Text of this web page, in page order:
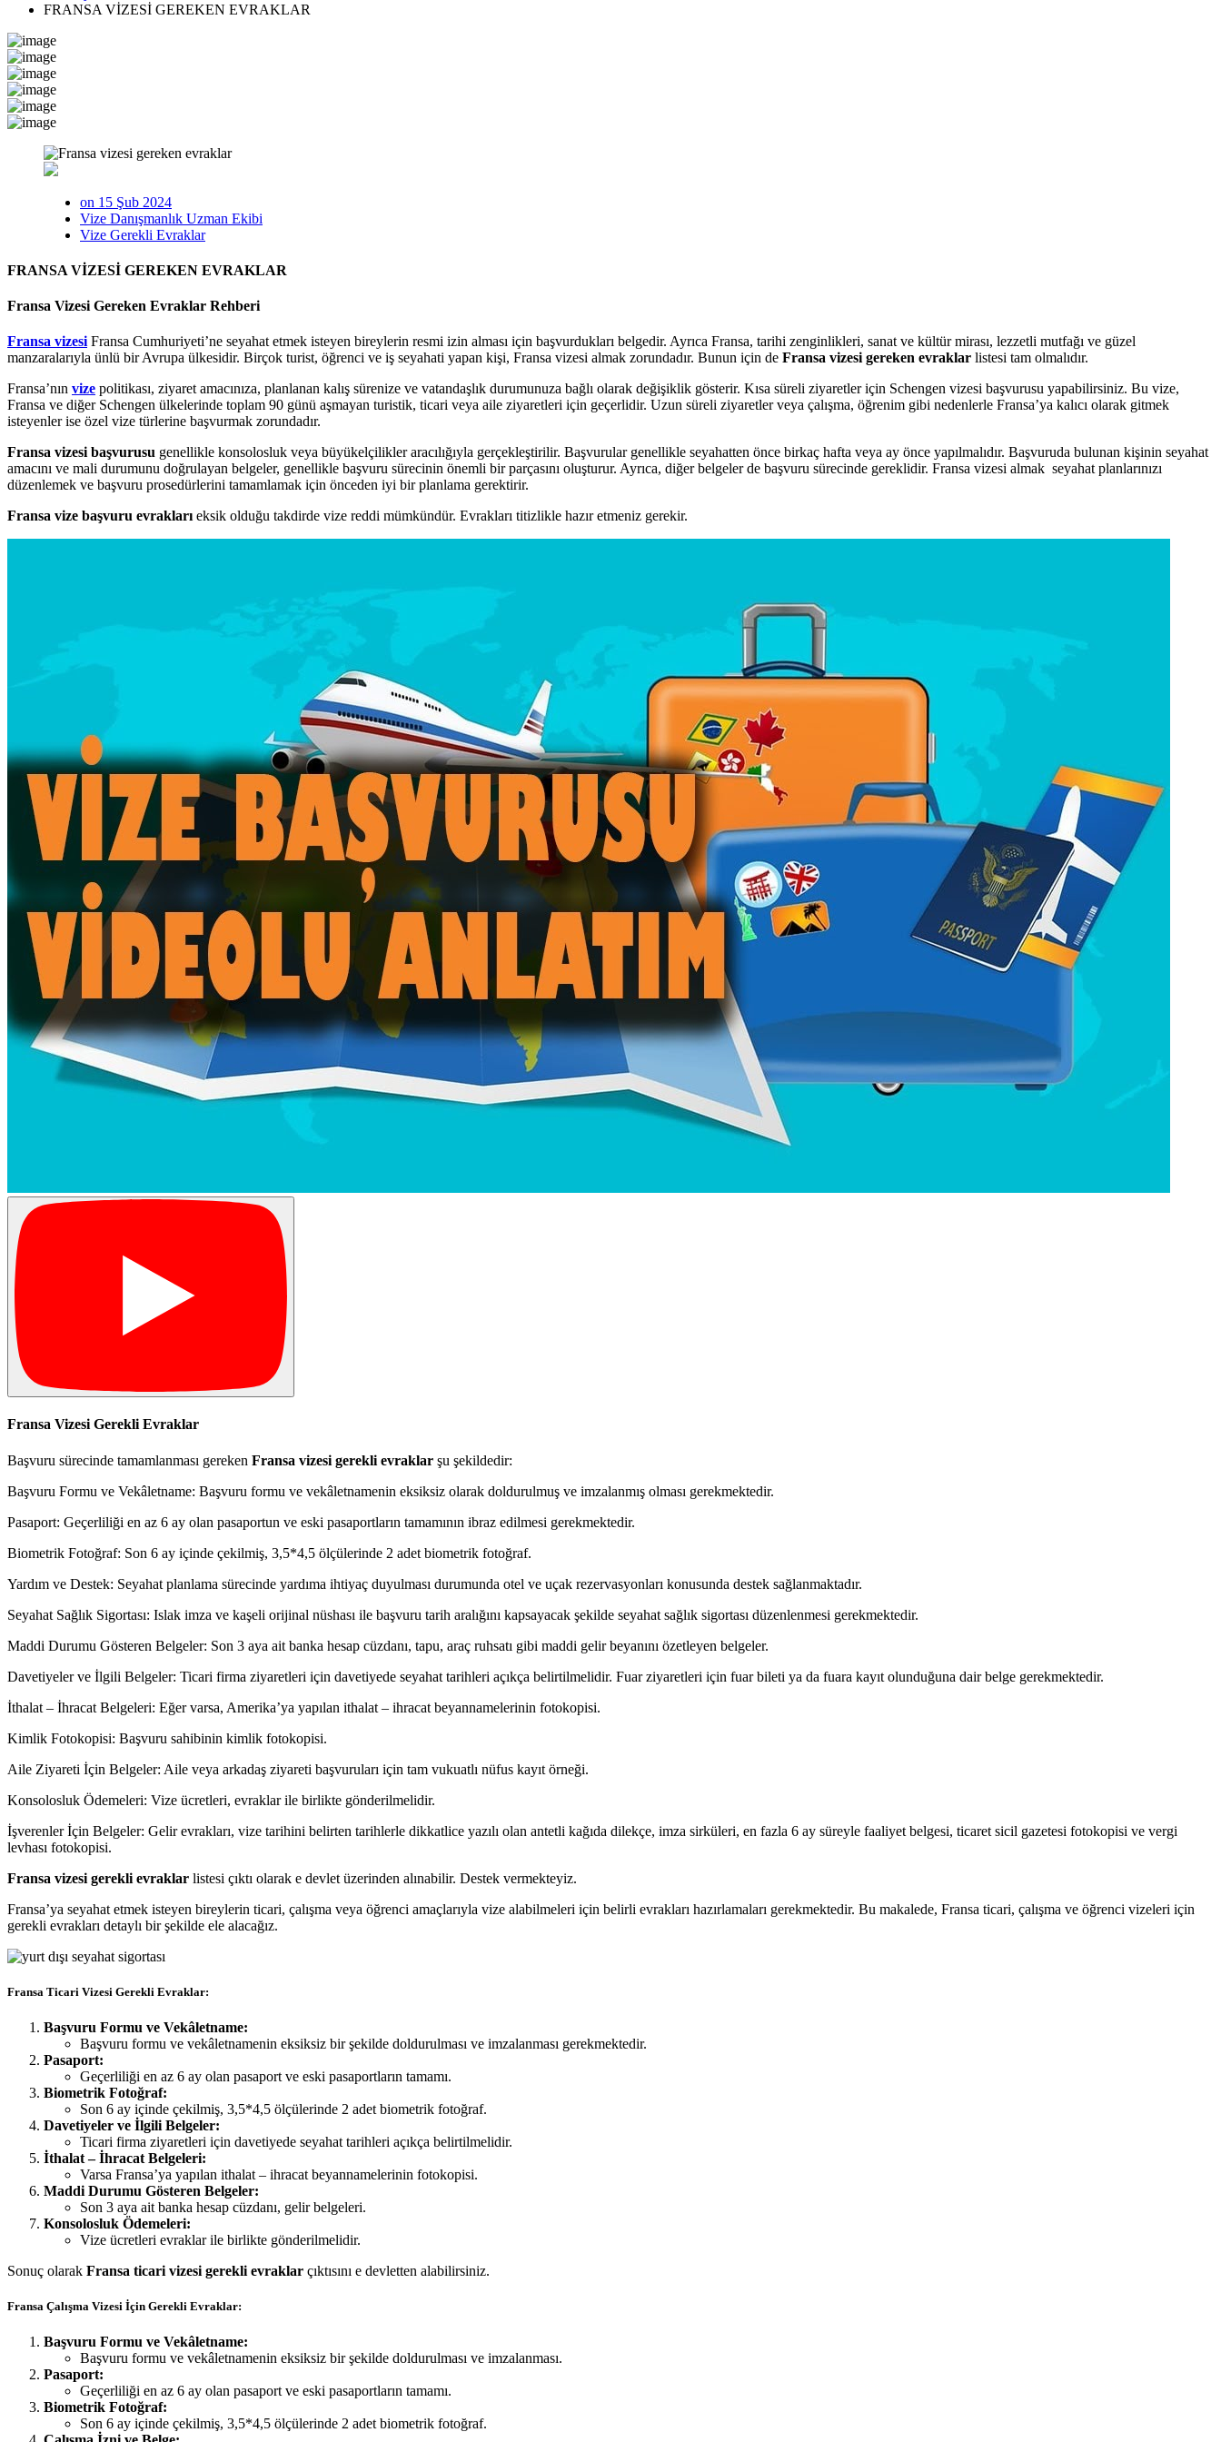
FRANSA VİZESİ GEREKEN EVRAKLAR
on 15 Şub 2024
Vize Danışmanlık Uzman Ekibi
Vize Gerekli Evraklar
FRANSA VİZESİ GEREKEN EVRAKLAR
Fransa Vizesi Gereken Evraklar Rehberi
Fransa vizesi Fransa Cumhuriyeti’ne seyahat etmek isteyen bireylerin resmi izin alması için başvurdukları belgedir. Ayrıca Fransa, tarihi zenginlikleri, sanat ve kültür mirası, lezzetli mutfağı ve güzel
manzaralarıyla ünlü bir Avrupa ülkesidir. Birçok turist, öğrenci ve iş seyahati yapan kişi, Fransa vizesi almak zorundadır. Bunun için de Fransa vizesi gereken evraklar listesi tam olmalıdır.
Fransa’nın vize politikası, ziyaret amacınıza, planlanan kalış sürenize ve vatandaşlık durumunuza bağlı olarak değişiklik gösterir. Kısa süreli ziyaretler için Schengen vizesi başvurusu yapabilirsiniz. Bu vize,
Fransa ve diğer Schengen ülkelerinde toplam 90 günü aşmayan turistik, ticari veya aile ziyaretleri için geçerlidir. Uzun süreli ziyaretler veya çalışma, öğrenim gibi nedenlerle Fransa’ya kalıcı olarak gitmek
isteyenler ise özel vize türlerine başvurmak zorundadır.
Fransa vizesi başvurusu genellikle konsolosluk veya büyükelçilikler aracılığıyla gerçekleştirilir. Başvurular genellikle seyahatten önce birkaç hafta veya ay önce yapılmalıdır. Başvuruda bulunan kişinin seyahat
amacını ve mali durumunu doğrulayan belgeler, genellikle başvuru sürecinin önemli bir parçasını oluşturur. Ayrıca, diğer belgeler de başvuru sürecinde gereklidir. Fransa vizesi almak seyahat planlarınızı
düzenlemek ve başvuru prosedürlerini tamamlamak için önceden iyi bir planlama gerektirir.
Fransa vize başvuru evrakları eksik olduğu takdirde vize reddi mümkündür. Evrakları titizlikle hazır etmeniz gerekir.
Fransa Vizesi Gerekli Evraklar
Başvuru sürecinde tamamlanması gereken Fransa vizesi gerekli evraklar şu şekildedir:
Başvuru Formu ve Vekâletname: Başvuru formu ve vekâletnamenin eksiksiz olarak doldurulmuş ve imzalanmış olması gerekmektedir.
Pasaport: Geçerliliği en az 6 ay olan pasaportun ve eski pasaportların tamamının ibraz edilmesi gerekmektedir.
Biometrik Fotoğraf: Son 6 ay içinde çekilmiş, 3,5*4,5 ölçülerinde 2 adet biometrik fotoğraf.
Yardım ve Destek: Seyahat planlama sürecinde yardıma ihtiyaç duyulması durumunda otel ve uçak rezervasyonları konusunda destek sağlanmaktadır.
Seyahat Sağlık Sigortası: Islak imza ve kaşeli orijinal nüshası ile başvuru tarih aralığını kapsayacak şekilde seyahat sağlık sigortası düzenlenmesi gerekmektedir.
Maddi Durumu Gösteren Belgeler: Son 3 aya ait banka hesap cüzdanı, tapu, araç ruhsatı gibi maddi gelir beyanını özetleyen belgeler.
Davetiyeler ve İlgili Belgeler: Ticari firma ziyaretleri için davetiyede seyahat tarihleri açıkça belirtilmelidir. Fuar ziyaretleri için fuar bileti ya da fuara kayıt olunduğuna dair belge gerekmektedir.
İthalat – İhracat Belgeleri: Eğer varsa, Amerika’ya yapılan ithalat – ihracat beyannamelerinin fotokopisi.
Kimlik Fotokopisi: Başvuru sahibinin kimlik fotokopisi.
Aile Ziyareti İçin Belgeler: Aile veya arkadaş ziyareti başvuruları için tam vukuatlı nüfus kayıt örneği.
Konsolosluk Ödemeleri: Vize ücretleri, evraklar ile birlikte gönderilmelidir.
İşverenler İçin Belgeler: Gelir evrakları, vize tarihini belirten tarihlerle dikkatlice yazılı olan antetli kağıda dilekçe, imza sirküleri, en fazla 6 ay süreyle faaliyet belgesi, ticaret sicil gazetesi fotokopisi ve vergi
levhası fotokopisi.
Fransa vizesi gerekli evraklar listesi çıktı olarak e devlet üzerinden alınabilir. Destek vermekteyiz.
Fransa’ya seyahat etmek isteyen bireylerin ticari, çalışma veya öğrenci amaçlarıyla vize alabilmeleri için belirli evrakları hazırlamaları gerekmektedir. Bu makalede, Fransa ticari, çalışma ve öğrenci vizeleri için
gerekli evrakları detaylı bir şekilde ele alacağız.
Fransa Ticari Vizesi Gerekli Evraklar:
Başvuru Formu ve Vekâletname:
Başvuru formu ve vekâletnamenin eksiksiz bir şekilde doldurulması ve imzalanması gerekmektedir.
Pasaport:
Geçerliliği en az 6 ay olan pasaport ve eski pasaportların tamamı.
Biometrik Fotoğraf:
Son 6 ay içinde çekilmiş, 3,5*4,5 ölçülerinde 2 adet biometrik fotoğraf.
Davetiyeler ve İlgili Belgeler:
Ticari firma ziyaretleri için davetiyede seyahat tarihleri açıkça belirtilmelidir.
İthalat – İhracat Belgeleri:
Varsa Fransa’ya yapılan ithalat – ihracat beyannamelerinin fotokopisi.
Maddi Durumu Gösteren Belgeler:
Son 3 aya ait banka hesap cüzdanı, gelir belgeleri.
Konsolosluk Ödemeleri:
Vize ücretleri evraklar ile birlikte gönderilmelidir.
Sonuç olarak Fransa ticari vizesi gerekli evraklar çıktısını e devletten alabilirsiniz.
Fransa Çalışma Vizesi İçin Gerekli Evraklar:
Başvuru Formu ve Vekâletname:
Başvuru formu ve vekâletnamenin eksiksiz bir şekilde doldurulması ve imzalanması.
Pasaport:
Geçerliliği en az 6 ay olan pasaport ve eski pasaportların tamamı.
Biometrik Fotoğraf:
Son 6 ay içinde çekilmiş, 3,5*4,5 ölçülerinde 2 adet biometrik fotoğraf.